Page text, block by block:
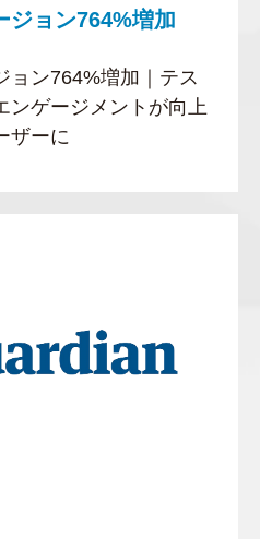
ジョン764%増加
ョン764%増加｜テス
ンゲージメントが向上
ザーに